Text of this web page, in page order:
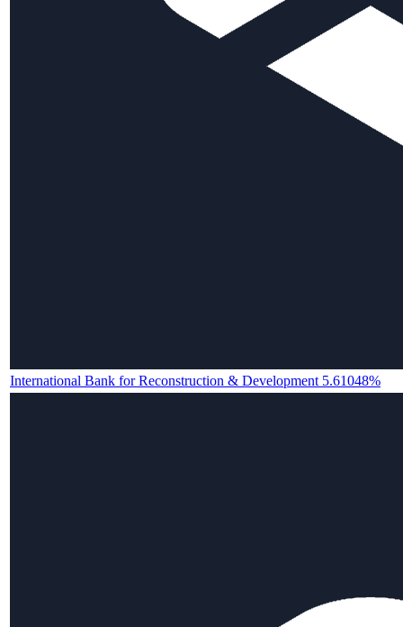
International Bank for Reconstruction & Development 5.61048%